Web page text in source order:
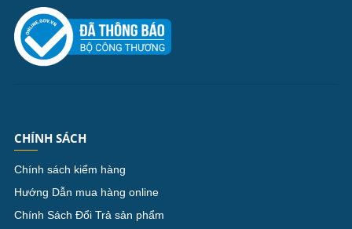
CHÍNH SÁCH
Chính sách kiểm hàng
Hướng Dẫn mua hàng online
Chính Sách Đổi Trả sản phẩm